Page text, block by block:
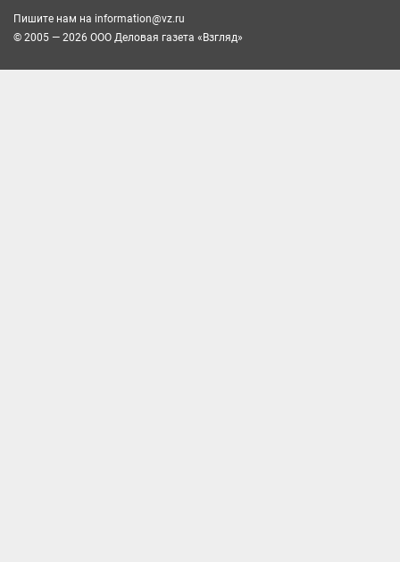
Пишите нам на information@vz.ru
© 2005 — 2026 ООО Деловая газета «Взгляд»